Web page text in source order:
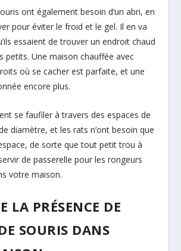
ont également besoin d’un abri, en
pour éviter le froid et le gel. Il en va
essaient de trouver un endroit chaud
petits. Une maison chauffée avec
où se cacher est parfaite, et une
encore plus.
se faufiler à travers des espaces de
diamètre, et les rats n’ont besoin que
de sorte que tout petit trou à
de passerelle pour les rongeurs
votre maison.
LA PRÉSENCE DE
SOURIS DANS